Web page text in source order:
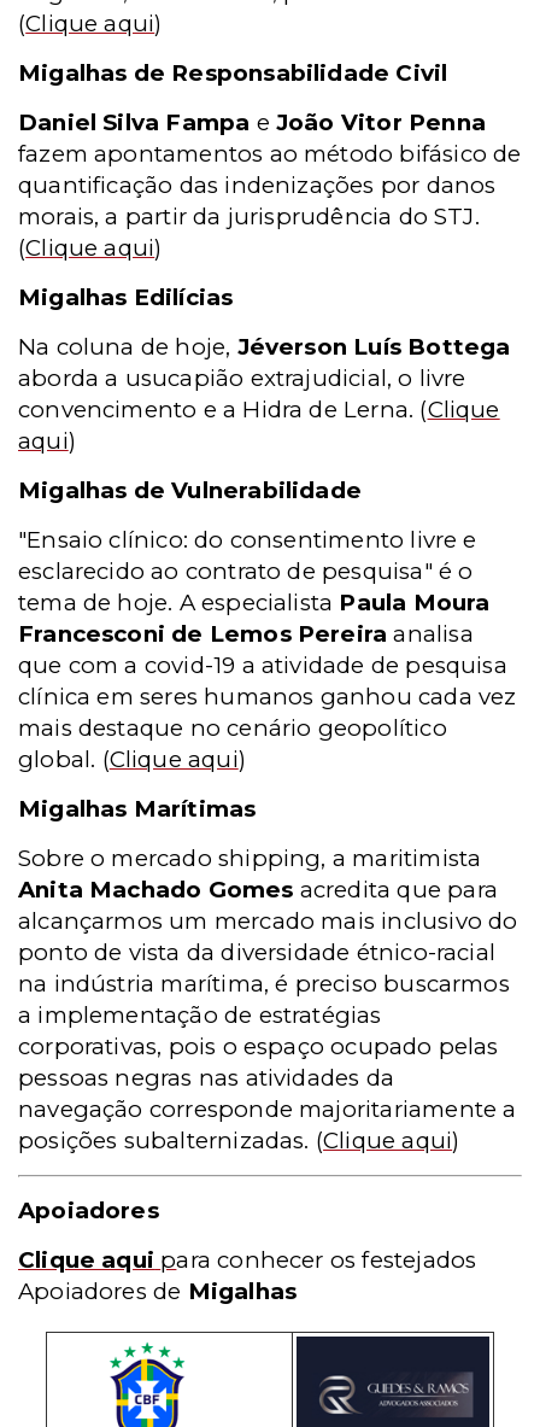
(Clique aqui)
Migalhas de Responsabilidade Civil
Daniel Silva Fampa e João Vitor Penna
fazem apontamentos ao método bifásico de
quantificação das indenizações por danos
morais, a partir da jurisprudência do STJ.
(Clique aqui)
Migalhas Edilícias
Na coluna de hoje, Jéverson Luís Bottega
aborda a usucapião extrajudicial, o livre
convencimento e a Hidra de Lerna. (Clique
aqui)
Migalhas de Vulnerabilidade
"Ensaio clínico: do consentimento livre e
esclarecido ao contrato de pesquisa" é o
tema de hoje. A especialista Paula Moura
Francesconi de Lemos Pereira analisa
que com a covid-19 a atividade de pesquisa
clínica em seres humanos ganhou cada vez
mais destaque no cenário geopolítico
global. (Clique aqui)
Migalhas Marítimas
Sobre o mercado shipping, a maritimista
Anita Machado Gomes acredita que para
alcançarmos um mercado mais inclusivo do
ponto de vista da diversidade étnico-racial
na indústria marítima, é preciso buscarmos
a implementação de estratégias
corporativas, pois o espaço ocupado pelas
pessoas negras nas atividades da
navegação corresponde majoritariamente a
posições subalternizadas. (Clique aqui)
Apoiadores
Clique aqui para conhecer os festejados
Apoiadores de Migalhas